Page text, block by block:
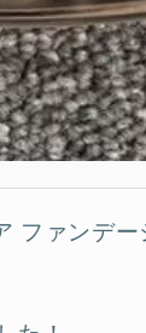
ファンデ